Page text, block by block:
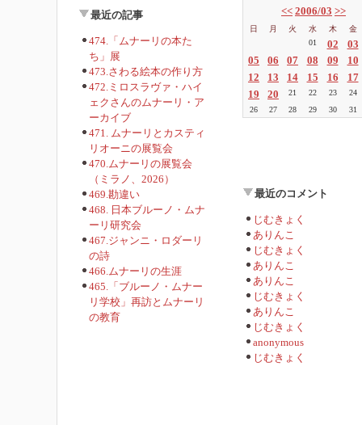
最近の記事
474.「ムナーリの本た
ち」展
473.さわる絵本の作り方
472.ミロスラヴァ・ハイ
ェクさんのムナーリ・ア
ーカイブ
471. ムナーリとカスティ
リオーニの展覧会
470.ムナーリの展覧会
（ミラノ、2026）
469.勘違い
468. 日本ブルーノ・ムナ
ーリ研究会
467.ジャンニ・ロダーリ
の詩
466.ムナーリの生涯
465.「ブルーノ・ムナー
リ学校」再訪とムナーリ
の教育
<< 2006/03 >>
日 月 火 水 木
金
01
02
03
05
06 07 08 09
10
12
13 14 15 16
17
19
20 21 22 23
24
26
27 28 29 30 31
最近のコメント
じむきょく
ありんこ
じむきょく
ありんこ
ありんこ
じむきょく
ありんこ
じむきょく
anonymous
じむきょく